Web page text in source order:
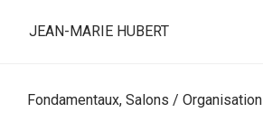
JEAN-MARIE HUBERT
Fondamentaux, Salons / Organisation